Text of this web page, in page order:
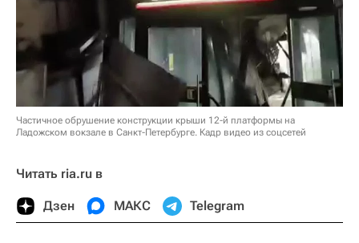
Частичное обрушение конструкции крыши 12-й платформы на
Ладожском вокзале в Санкт-Петербурге. Кадр видео из соцсетей
Читать ria.ru в
Дзен МАКС Telegram